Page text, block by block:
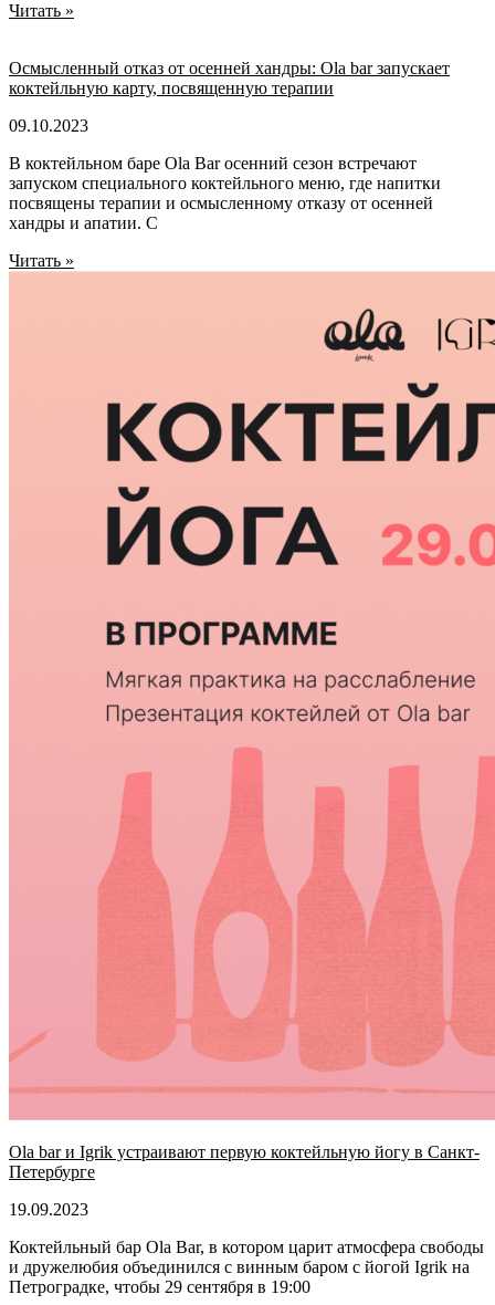
Читать »
Осмысленный отказ от осенней хандры: Ola bar запускает
коктейльную карту, посвященную терапии
09.10.2023
В коктейльном баре Ola Bar осенний сезон встречают
запуском специального коктейльного меню, где напитки
посвящены терапии и осмысленному отказу от осенней
хандры и апатии. С
Читать »
Ola bar и Igrik устраивают первую коктейльную йогу в Санкт-
Петербурге
19.09.2023
Коктейльный бар Ola Bar, в котором царит атмосфера свободы
и дружелюбия объединился с винным баром с йогой Igrik на
Петроградке, чтобы 29 сентября в 19:00